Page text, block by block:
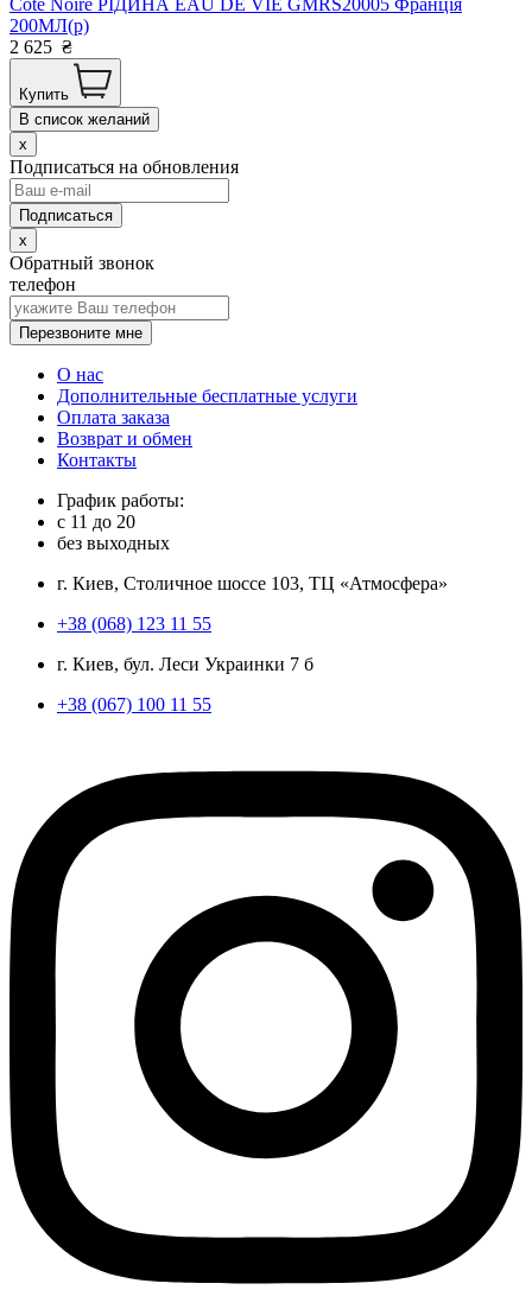
200МЛ(р)
2 625 ₴
Купить
В список желаний
x
Подписаться на обновления
x
Обратный звонок
телефон
Перезвоните мне
О нас
Дополнительные бесплатные услуги
Оплата заказа
Возврат и обмен
Контакты
График работы:
с 11 до 20
без выходных
г. Киев, Столичное шоссе 103, ТЦ «Атмосфера»
+38 (068) 123 11 55
г. Киев, бул. Леси Украинки 7 б
+38 (067) 100 11 55